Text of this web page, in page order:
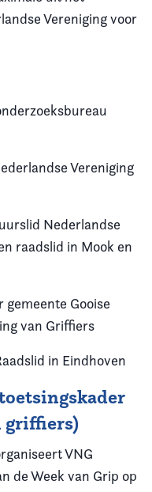
Vereniging voor
Vereniging
Nederlandse
raadslid in Mook en
gemeente Gooise
van Griffiers
in Eindhoven
griffiers)
VNG
de Week van Grip op